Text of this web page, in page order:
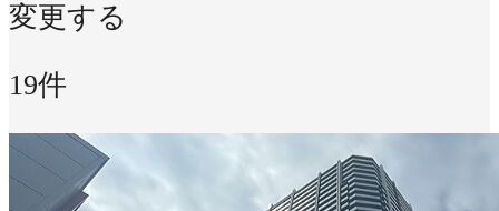
変更する
19件